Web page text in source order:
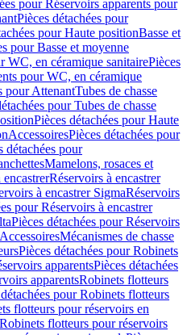
pour Réservoirs apparents pour
Pièces détachées pour
pour Haute positionBasse et
pour Basse et moyenne
WC, en céramique sanitairePièces
pour WC, en céramique
pour AttenantTubes de chasse
pour Tubes de chasse
Pièces détachées pour Haute
AccessoiresPièces détachées pour
détachées pour
Mamelons, rosaces et
Réservoirs à encastrer
à encastrer SigmaRéservoirs
pour Réservoirs à encastrer
Pièces détachées pour Réservoirs
AccessoiresMécanismes de chasse
Pièces détachées pour Robinets
apparentsPièces détachées
apparentsRobinets flotteurs
pour Robinets flotteurs
flotteurs pour réservoirs en
flotteurs pour réservoirs